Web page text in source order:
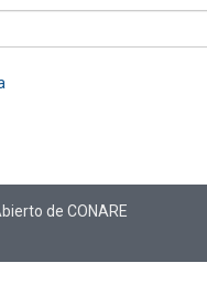
de CONARE